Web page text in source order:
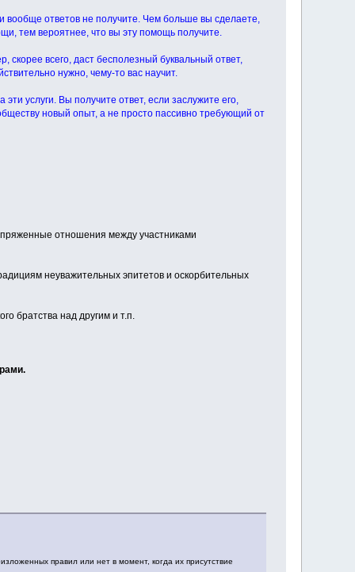
вообще ответов не получите. Чем больше вы сделаете,
тем вероятнее, что вы эту помощь получите.
всего, даст бесполезный буквальный ответ,
нужно, чему-то вас научит.
услуги. Вы получите ответ, если заслужите его,
новый опыт, а не просто пассивно требующий от
отношения между участниками
неуважительных эпитетов и оскорбительных
братства над другим и т.п.
правил или нет в момент, когда их присутствие